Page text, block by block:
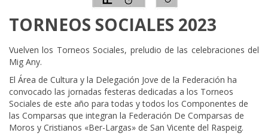
TORNEOS SOCIALES 2023
Vuelven los Torneos Sociales, preludio de las celebraciones del
Mig Any.
El Área de Cultura y la Delegación Jove de la Federación ha
convocado las jornadas festeras dedicadas a los Torneos
Sociales de este año para todas y todos los Componentes de
las Comparsas que integran la Federación De Comparsas de
Moros y Cristianos «Ber-Largas» de San Vicente del Raspeig.